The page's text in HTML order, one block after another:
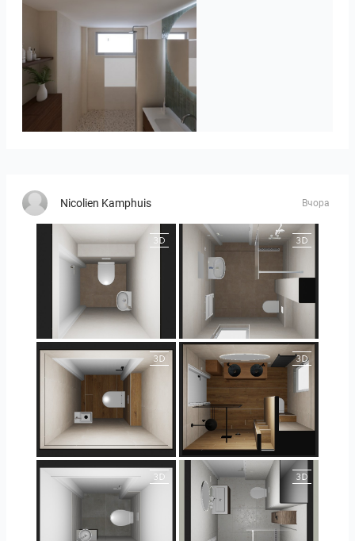
Badkamerhuis
Nicolien Kamphuis Вчора
25-5004 bnr. 44 25-5004 bnr. 44
25-5018 bnr. 100 25-5018 bnr. 100